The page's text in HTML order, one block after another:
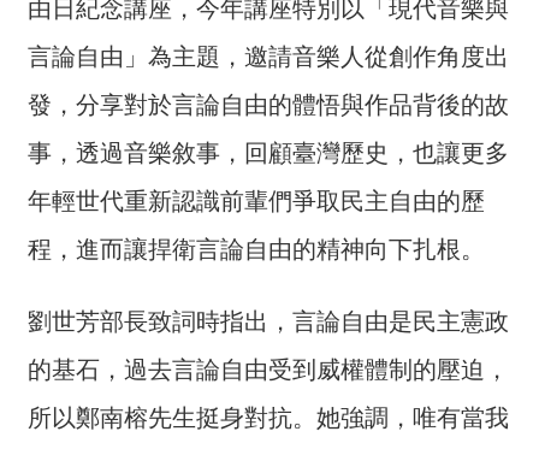
簡
介
主
政
策
訊
息
遞
主
題
服
由日紀念講座，今年講座特別以「現代音樂與
言論自由」為主題，邀請音樂人從創作角度出
發，分享對於言論自由的體悟與作品背後的故
事，透過音樂敘事，回顧臺灣歷史，也讓更多
年輕世代重新認識前輩們爭取民主自由的歷
程，進而讓捍衛言論自由的精神向下扎根。
劉世芳部長致詞時指出，言論自由是民主憲政
的基石，過去言論自由受到威權體制的壓迫，
所以鄭南榕先生挺身對抗。她強調，唯有當我